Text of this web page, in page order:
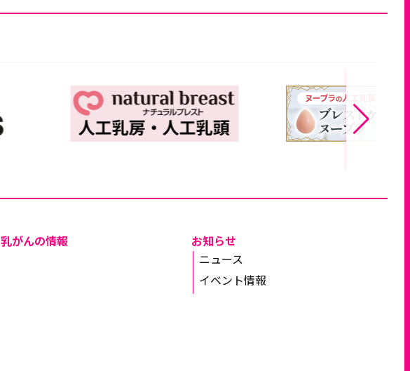
乳がんの情報
お知らせ
ニュース
イベント情報